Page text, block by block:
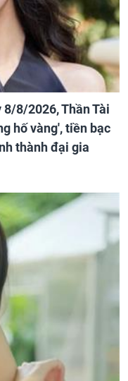
8/2026, Thần Tài
hố vàng', tiền bạc
thành đại gia